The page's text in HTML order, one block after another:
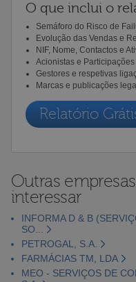
O que inclui o
Semáforo do Risco de
Evolução das Vendas e
NIF, Nome, Contactos e
Acionistas e
Gestores e respetivas
Marcas e publicações
Relatório
Outras
interessar
INFORMA D & B
SO...
PETROGAL, S.A.
FARMÁCIAS TM, LDA
MEO - SERVIÇOS DE